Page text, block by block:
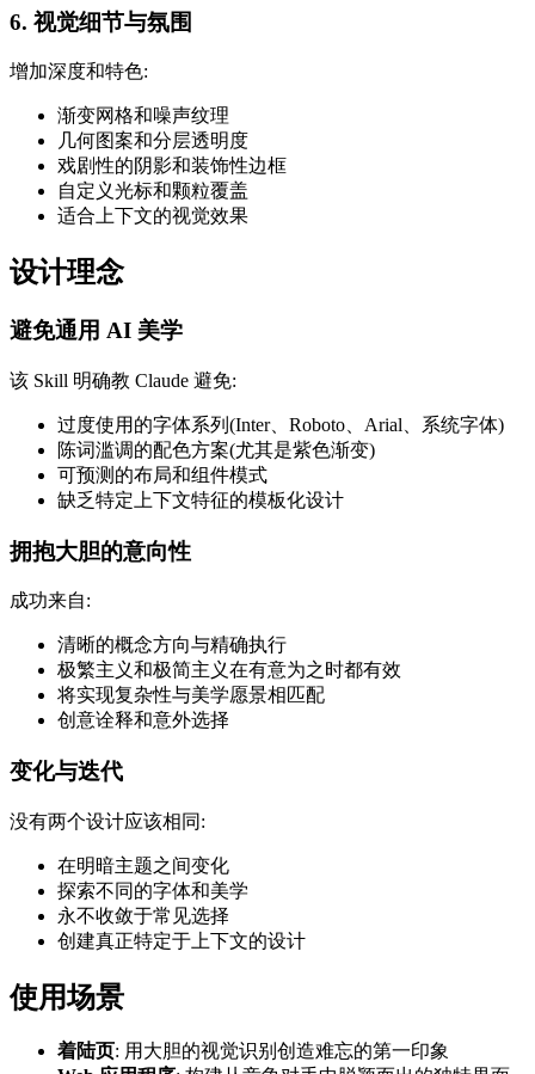
6. 视觉细节与氛围
增加深度和特色:
渐变网格和噪声纹理
几何图案和分层透明度
戏剧性的阴影和装饰性边框
自定义光标和颗粒覆盖
适合上下文的视觉效果
设计理念
避免通用 AI 美学
该 Skill 明确教 Claude 避免:
过度使用的字体系列(Inter、Roboto、Arial、系统字体)
陈词滥调的配色方案(尤其是紫色渐变)
可预测的布局和组件模式
缺乏特定上下文特征的模板化设计
拥抱大胆的意向性
成功来自:
清晰的概念方向与精确执行
极繁主义和极简主义在有意为之时都有效
将实现复杂性与美学愿景相匹配
创意诠释和意外选择
变化与迭代
没有两个设计应该相同:
在明暗主题之间变化
探索不同的字体和美学
永不收敛于常见选择
创建真正特定于上下文的设计
使用场景
着陆页: 用大胆的视觉识别创造难忘的第一印象